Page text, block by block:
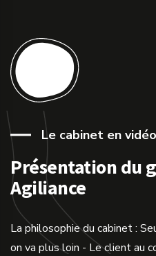
Le cabinet en vidéo
Présentation du
Agiliance
La philosophie du cabinet :
on va plus loin - Le client au